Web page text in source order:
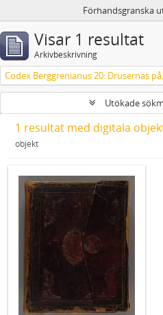
Förhandsgranska
Visar 1 resultat
Arkivbeskrivning
Utökade
1 resultat med digitala
objekt